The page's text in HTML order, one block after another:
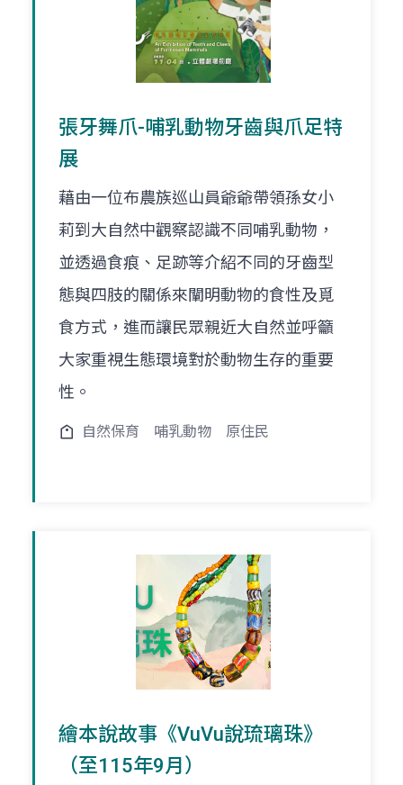
張牙舞爪-哺乳動物牙齒與爪足特
展
藉由一位布農族巡山員爺爺帶領孫女小
莉到大自然中觀察認識不同哺乳動物，
並透過食痕、足跡等介紹不同的牙齒型
態與四肢的關係來闡明動物的食性及覓
食方式，進而讓民眾親近大自然並呼籲
大家重視生態環境對於動物生存的重要
性。
自然保育 哺乳動物 原住民
繪本說故事《VuVu說琉璃珠》
（至115年9月）